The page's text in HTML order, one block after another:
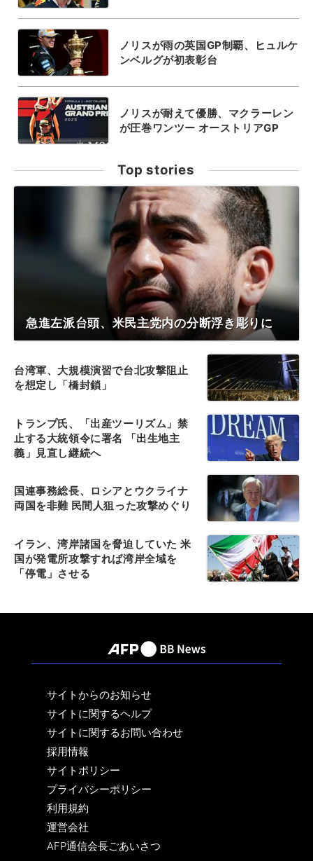
ノリスが雨の英国GP制覇、ヒュルケ
ンベルグが初表彰台
ノリスが耐えて優勝、マクラーレン
が圧巻ワンツー オーストリアGP
Top stories
急進左派台頭、米民主党内の分断浮き彫りに
台湾軍、大規模演習で台北攻撃阻止
を想定し「橋封鎖」
トランプ氏、「出産ツーリズム」禁
止する大統領令に署名 「出生地主
義」見直し継続へ
国連事務総長、ロシアとウクライナ
両国を非難 民間人狙った攻撃めぐり
イラン、湾岸諸国を脅迫していた 米
国が発電所攻撃すれば湾岸全域を
「停電」させる
サイトからのお知らせ
サイトに関するヘルプ
サイトに関するお問い合わせ
採用情報
サイトポリシー
プライバシーポリシー
利用規約
運営会社
AFP通信会長ごあいさつ